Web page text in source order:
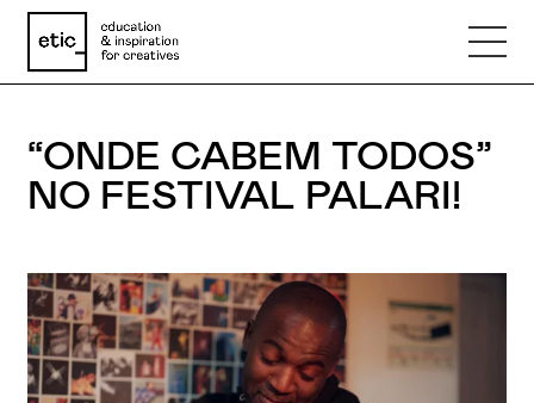
Nome
Telefone
“ONDE CABEM TODOS”
NO FESTIVAL PALARI!